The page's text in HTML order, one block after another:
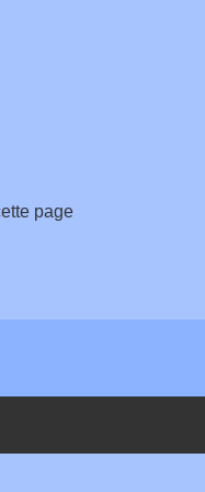
page